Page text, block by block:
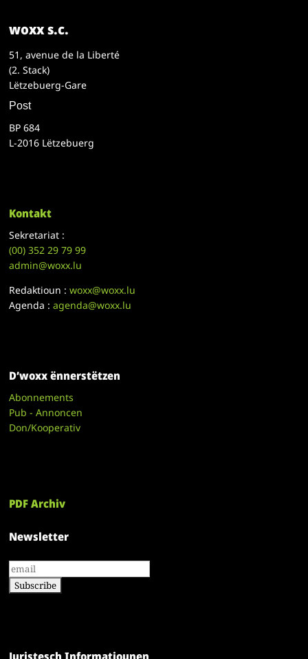
woxx s.c.
51, avenue de la Liberté
(2. Stack)
Lëtzebuerg-Gare
Post
BP 684
L-2016 Lëtzebuerg
Kontakt
Sekretariat :
(00)352 29 79 99
admin@woxx.lu
Redaktioun :woxx@woxx.lu
Agenda :agenda@woxx.lu
D’woxx ënnerstëtzen
Abonnements
Pub - Annoncen
Don/Kooperativ
PDF Archiv
Newsletter